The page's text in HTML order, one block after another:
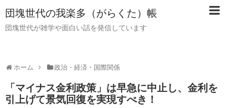
団塊世代の我楽多（がらくた）帳
団塊世代が雑学や面白い話を発信しています
ホーム 政治・経済・国際関係
「マイナス金利政策」は早急に中止し、金利を
引上げて景気回復を実現すべき！